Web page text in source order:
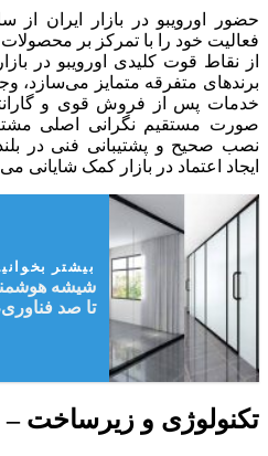
فعالیت خود را با تمرکز بر
از نقاط قوت کلیدی اورویبو در
برندهای متفرقه متمایز می‌سازد،
خدمات پس از فروش قوی و
صورت مستقیم نگرانی اصلی
نصب صحیح و پشتیبانی فنی در
ایجاد اعتماد در بازار کمک شایانی
بیشتر
شیشه
تا صد
تکنولوژی و زیرساخت –